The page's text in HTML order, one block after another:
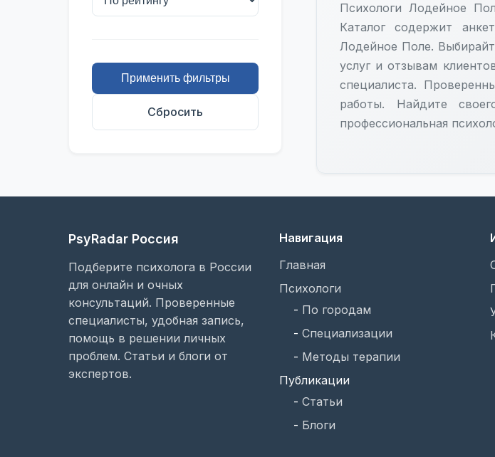
Применить фильтры
Сбросить
Психологи Лодейное
Каталог содержит
Лодейное Поле.
услуг и отзывам
специалиста.
работы. Найдите
профессиональная
PsyRadar Россия
Подберите психолога в России
для онлайн и очных
консультаций. Проверенные
специалисты, удобная запись,
помощь в решении личных
проблем. Статьи и блоги от
экспертов.
Навигация
Главная
Психологи
- По городам
- Специализации
- Методы терапии
Публикации
- Статьи
- Блоги